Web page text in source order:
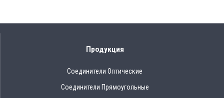
Продукция
Соединители Оптические
Соединители Прямоугольные